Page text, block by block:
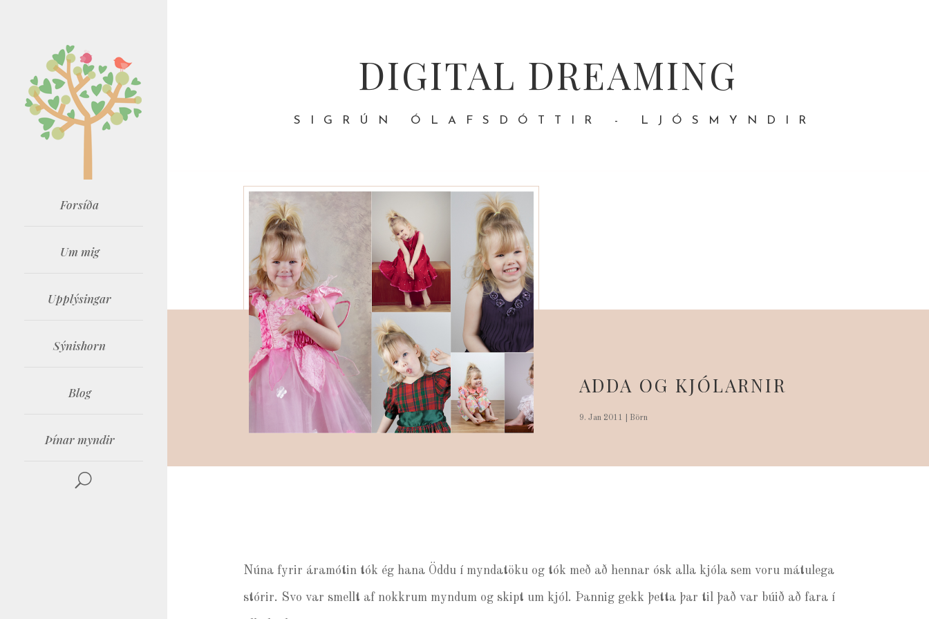
DIGITAL DREAMING
SIGRÚN ÓLAFSDÓTTIR - LJÓSMYNDIR
Forsíða
Um mig
Upplýsingar
Sýnishorn
Blog
Þínar myndir
ADDA OG KJÓLARNIR
9. Jan 2011 Börn
Núna fyrir áramótin tók ég hana Öddu í myndatöku og tók með að hennar ósk alla kjóla sem voru mátulega
stórir. Svo var smellt af nokkrum myndum og skipt um kjól. Þannig gekk þetta þar til það var búið að fara í